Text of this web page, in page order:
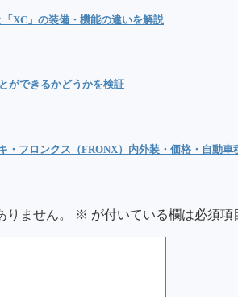
XC」の装備・機能の違いを解説
ができるかどうかを検証
・フロンクス（FRONX）内外装・価格・自動
ません。 ※ が付いている欄は必須項